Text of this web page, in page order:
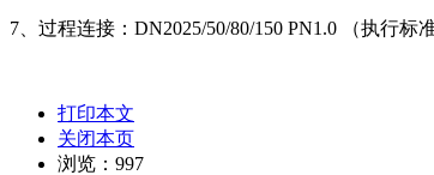
7、过程连接：DN2025/50/80/150 PN1.0 （执行标
打印本文
关闭本页
浏览： 997